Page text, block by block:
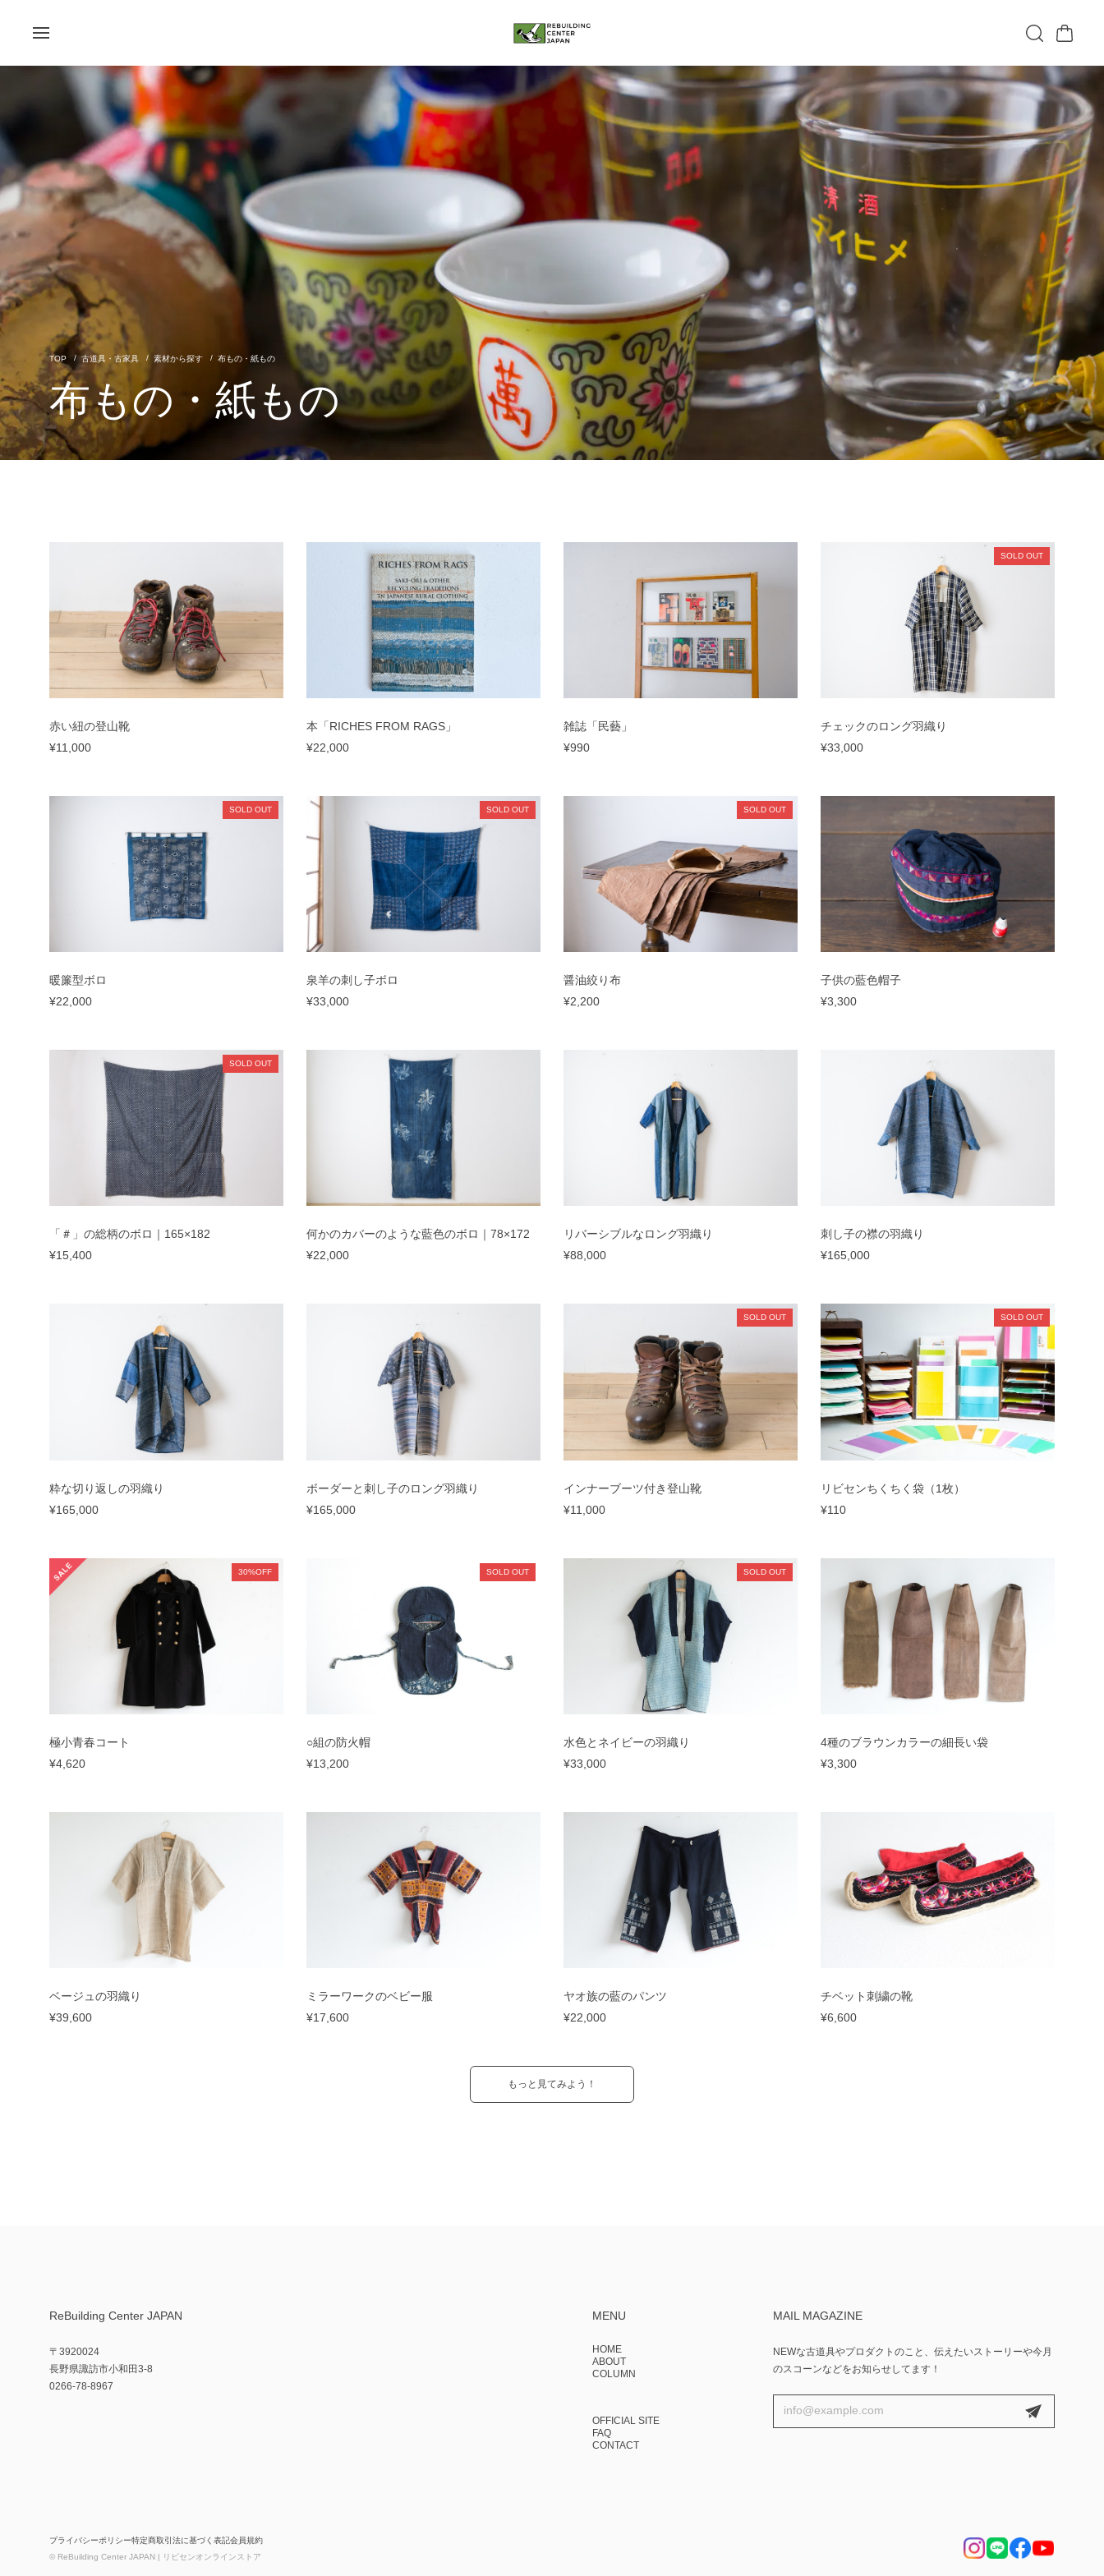
古道具・古家具 素材から探す 布もの・紙もの
布もの・紙もの
赤い紐の登山靴
¥11,000
本「RICHES FROM RAGS」
¥22,000
雑誌「民藝」
¥990
SOLD OUT
チェックのロング羽織り
¥33,000
SOLD OUT
暖簾型ボロ
¥22,000
SOLD OUT
泉羊の刺し子ボロ
¥33,000
SOLD OUT
醤油絞り布
¥2,200
子供の藍色帽子
¥3,300
SOLD OUT
「＃」の総柄のボロ｜165×182
¥15,400
何かのカバーのような藍色のボロ｜78×172
¥22,000
リバーシブルなロング羽織り
¥88,000
刺し子の襟の羽織り
¥165,000
粋な切り返しの羽織り
¥165,000
ボーダーと刺し子のロング羽織り
¥165,000
SOLD OUT
インナーブーツ付き登山靴
¥11,000
SOLD OUT
リビセンちくちく袋（1枚）
¥110
30%OFF
極小青春コート
¥4,620
SOLD OUT
○組の防火帽
¥13,200
SOLD OUT
水色とネイビーの羽織り
¥33,000
4種のブラウンカラーの細長い袋
¥3,300
ベージュの羽織り
¥39,600
ミラーワークのベビー服
¥17,600
ヤオ族の藍のパンツ
¥22,000
チベット刺繍の靴
¥6,600
もっと見てみよう！
ReBuilding Center JAPAN
〒3920024
長野県諏訪市小和田3-8
0266-78-8967
MENU
HOME
ABOUT
COLUMN
OFFICIAL SITE
FAQ
CONTACT
MAIL MAGAZINE
NEWな古道具やプロダクトのこと、伝えたいストーリーや今月
のスコーンなどをお知らせしてます！
プライバシーポリシー特定商取引法に基づく表記会員規約
© ReBuilding Center JAPAN | リビセンオンラインストア